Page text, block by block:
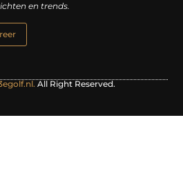
en trends.
All Right Reserved.